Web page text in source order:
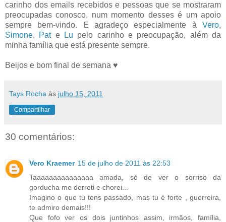
carinho dos emails recebidos e pessoas que se mostraram
preocupadas conosco, num momento desses é um apoio
sempre bem-vindo. E agradeço especialmente à Vero,
Simone, Pate Lu pelo carinho e preocupação, além da
minha família que está presente sempre.
Beijos e bom final de semana ♥
Tays Rocha às julho 15, 2011
Compartilhar
30 comentários:
Vero Kraemer 15 de julho de 2011 às 22:53
Taaaaaaaaaaaaaaa amada, só de ver o sorriso da
gorducha me derreti e chorei...
Imagino o que tu tens passado, mas tu é forte , guerreira,
te admiro demais!!!
Que fofo ver os dois juntinhos assim, irmãos, família,